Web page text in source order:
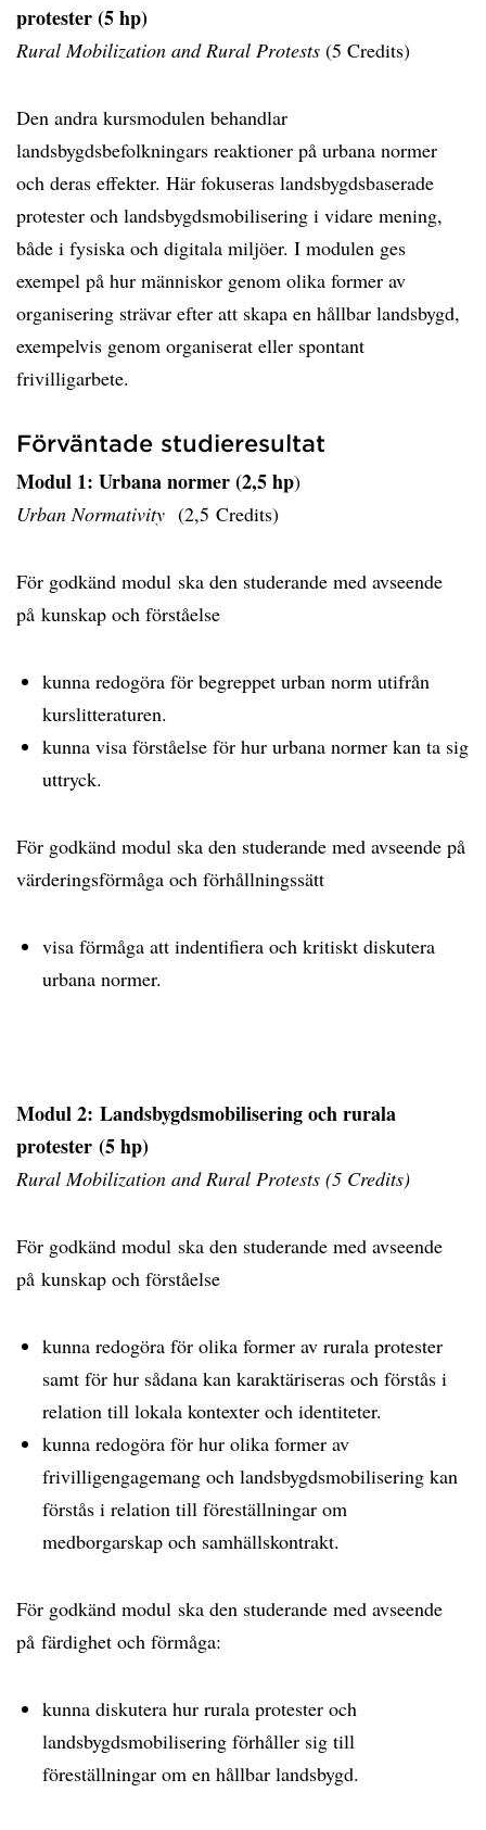
protester(5 hp)
Rural Mobilization and Rural Protests (5 Credits)
Den andra kursmodulen behandlar
landsbygdsbefolkningars reaktioner på urbana normer
och deras effekter. Här fokuseras landsbygdsbaserade
protester och landsbygdsmobilisering i vidare mening,
både i fysiska och digitala miljöer. I modulen ges
exempel på hur människor genom olika former av
organisering strävar efter att skapa en hållbar landsbygd,
exempelvis genom organiserat eller spontant
frivilligarbete.
Förväntade studieresultat
Modul 1: Urbana normer (2,5 hp)
Urban Normativity (2,5 Credits)
För godkänd modul ska den studerande med avseende
på kunskap och förståelse
kunna redogöra för begreppet urban norm utifrån
kurslitteraturen.
kunna visa förståelse för hur urbana normer kan ta sig
uttryck.
För godkänd modul ska den studerande med avseende på
värderingsförmåga och förhållningssätt
visa förmåga att indentifiera och kritiskt diskutera
urbana normer.
Modul 2: Landsbygdsmobilisering och rurala
protester (5 hp)
Rural Mobilization and Rural Protests (5 Credits)
För godkänd modul ska den studerande med avseende
på kunskap och förståelse
kunna redogöra för olika former av rurala protester
samt för hur sådana kan karaktäriseras och förstås i
relation till lokala kontexter och identiteter.
kunna redogöra för hur olika former av
frivilligengagemang och landsbygdsmobilisering kan
förstås i relation till föreställningar om
medborgarskap och samhällskontrakt.
För godkänd modul ska den studerande med avseende
på färdighet och förmåga:
kunna diskutera hur rurala protester och
landsbygdsmobilisering förhåller sig till
föreställningar om en hållbar landsbygd.